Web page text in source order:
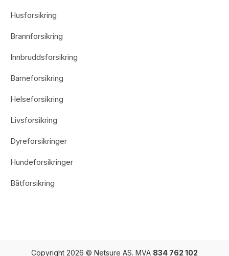
Husforsikring
Brannforsikring
Innbruddsforsikring
Barneforsikring
Helseforsikring
Livsforsikring
Dyreforsikringer
Hundeforsikringer
Båtforsikring
Copyright 2026 © Netsure AS. MVA 834 762 102